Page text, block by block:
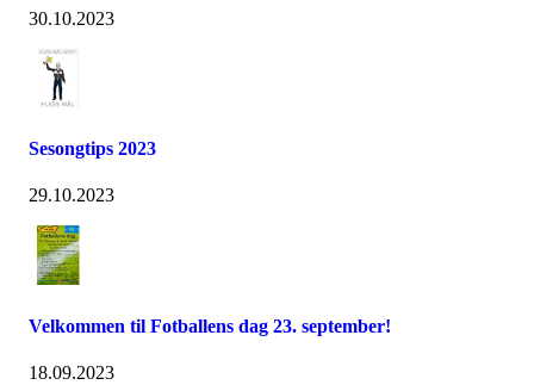
30.10.2023
Sesongtips 2023
29.10.2023
Velkommen til Fotballens dag 23. september!
18.09.2023